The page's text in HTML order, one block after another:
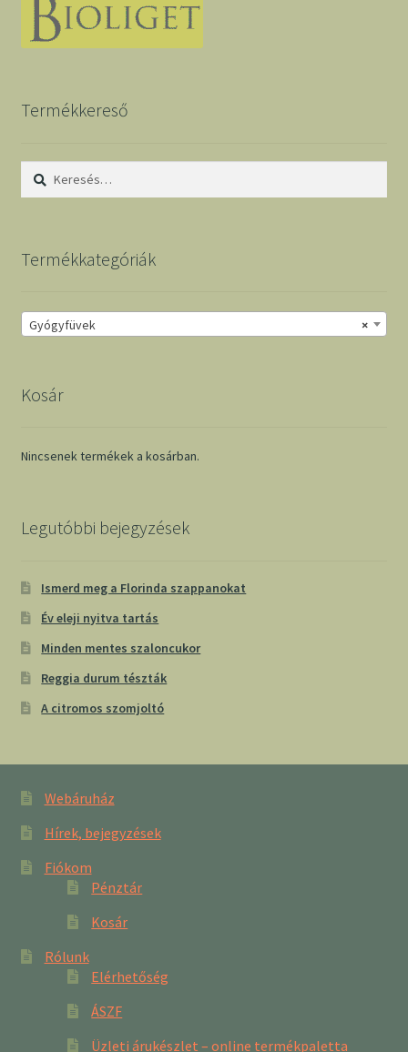
Termékkereső
Keresés:
Termékkategóriák
×
Gyógyfüvek
Kosár
Nincsenek termékek a kosárban.
Legutóbbi bejegyzések
Ismerd meg a Florinda szappanokat
Év eleji nyitva tartás
Minden mentes szaloncukor
Reggia durum tészták
A citromos szomjoltó
Webáruház
Hírek, bejegyzések
Fiókom
Pénztár
Kosár
Rólunk
Elérhetőség
ÁSZF
Üzleti árukészlet – online termékpaletta